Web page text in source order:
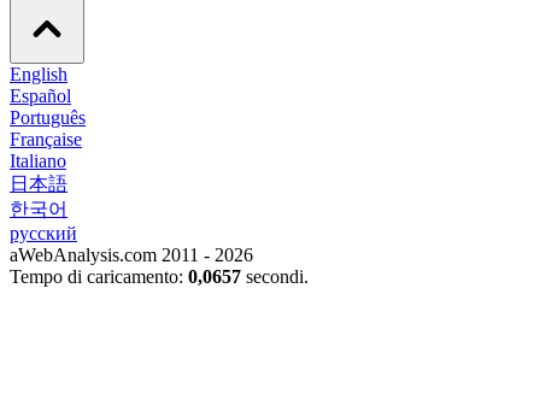
English
Español
Português
Française
Italiano
日本語
한국어
русский
aWebAnalysis.com 2011 - 2026
Tempo di caricamento: 0,0657 secondi.